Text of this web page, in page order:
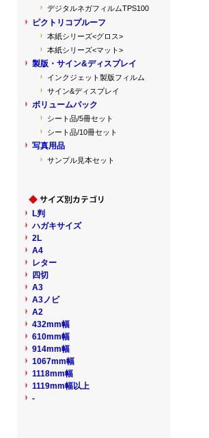
デジタルネガフィルムTPS100
ピクトリコプルーフ
本紙シリーズ<グロス>
本紙シリーズ<マット>
製版・サイン&ディスプレイ
インクジェット製版フィルム
サイン&ディスプレイ
ボリュームパック
シート品/5冊セット
シート品/10冊セット
写真用品
サンプル見本セット
L判
ハガキサイズ
2L
A4
レター
四切
A3
A3ノビ
A2
432mm幅
610mm幅
914mm幅
1067mm幅
1118mm幅
1119mm幅以上
-